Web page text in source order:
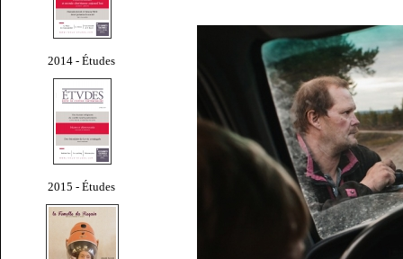
2014 - Études
2015 - Études